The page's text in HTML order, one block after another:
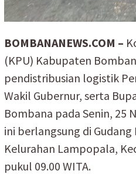
BOMBANANEWS.COM –
(KPU) Kabupaten
pendistribusian logistik
Wakil Gubernur, serta
Bombana pada Senin, 25
ini berlangsung di
Kelurahan Lampopala,
pukul 09.00 WITA.